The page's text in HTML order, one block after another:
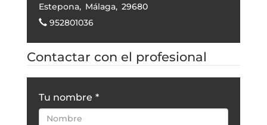
Estepona, Málaga, 29680
952801036
Contactar con el profesional
Tu nombre *